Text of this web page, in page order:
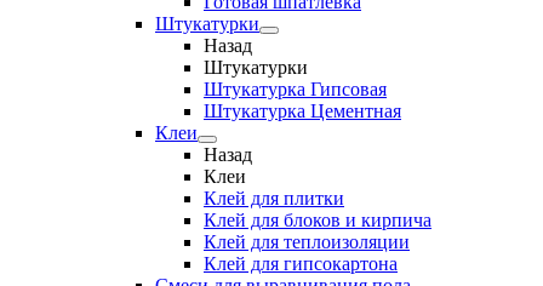
Штукатурки
Назад
Штукатурки
Штукатурка Гипсовая
Штукатурка Цементная
Клеи
Назад
Клеи
Клей для плитки
Клей для блоков и кирпича
Клей для теплоизоляции
Клей для гипсокартона